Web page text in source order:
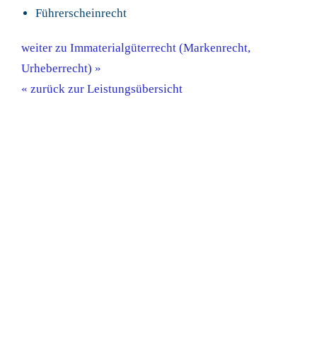
Führerscheinrecht
weiter zu Immaterialgüterrecht (Markenrecht,
Urheberrecht) »
« zurück zur Leistungsübersicht